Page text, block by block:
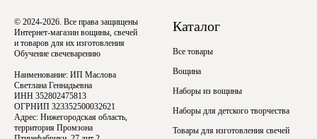
© 2024-2026. Все права защищены
Интернет-магазин вощины, свечей
и товаров для их изготовления
Обучение свечеварению
Наименование: ИП Маслова
Светлана Геннадьевна
ИНН 352802475813
ОГРНИП 323352500032621
Адрес: Нижегородская область,
территория Промзона
Каталог
Все товары
Вощина
Наборы из вощины
Наборы для детского творчества
Товары для изготовления свечей